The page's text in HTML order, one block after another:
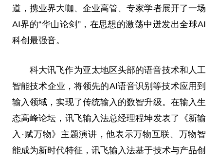
道，携业界大咖、企业高管、专家学者展开了一场
AI界的“华山论剑”，在思想的激荡中迸发出全球AI
科创最强音。
科大讯飞作为亚太地区头部的语音技术和人工
智能技术企业，将领先的AI语音识别等技术应用到
输入领域，实现了传统输入的数智升级。在输入生
态高峰论坛，讯飞输入法总经理程坤发表了《新输
入·赋万物》主题演讲，他表示万物互联、万物智
能成为新时代特征，讯飞输入法基于技术与产品创